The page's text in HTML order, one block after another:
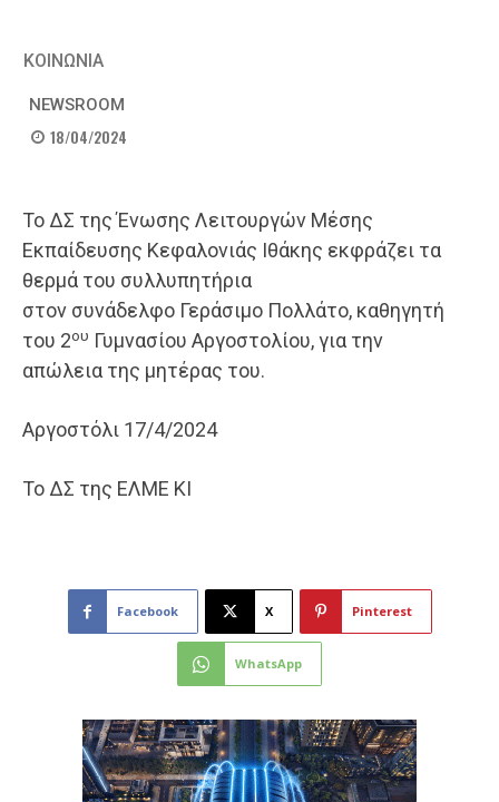
ΚΟΙΝΩΝΙΑ
NEWSROOM
18/04/2024
Το ΔΣ της Ένωσης Λειτουργών Μέσης
Εκπαίδευσης Κεφαλονιάς Ιθάκης εκφράζει τα
θερμά του συλλυπητήρια
στον συνάδελφο Γεράσιμο Πολλάτο, καθηγητή
του 2ου Γυμνασίου Αργοστολίου, για την
απώλεια της μητέρας του.
Αργοστόλι 17/4/2024
Το ΔΣ της ΕΛΜΕ ΚΙ
Facebook X Pinterest
WhatsApp